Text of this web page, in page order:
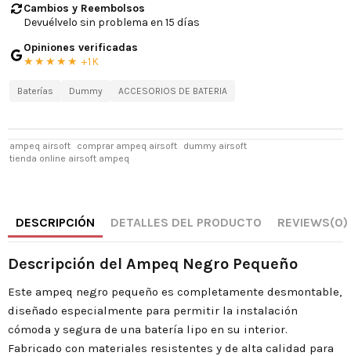
Cambios y Reembolsos
Devuélvelo sin problema en 15 días
Opiniones verificadas
★★★★★ +1K
Baterías Dummy ACCESORIOS DE BATERIA
ampeq airsoft comprar ampeq airsoft
dummy airsoft
tienda online airsoft ampeq
DESCRIPCIÓN DETALLES DEL PRODUCTO REVIEWS(0)
Descripción del Ampeq Negro Pequeño
Este ampeq negro pequeño es completamente desmontable,
diseñado especialmente para permitir la instalación
cómoda y segura de una batería lipo en su interior.
Fabricado con materiales resistentes y de alta calidad para